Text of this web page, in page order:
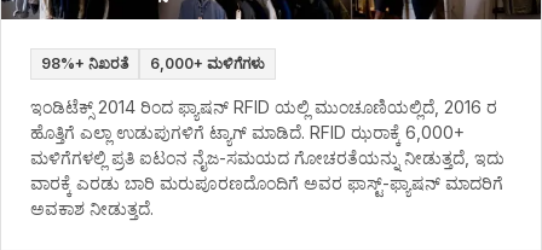
98%+ ನಿಖರತೆ 6,000+ ಮಳಿಗೆಗಳು
ಇಂಡಿಟೆಕ್ಸ್ 2014 ರಿಂದ ಫ್ಯಾಷನ್ RFID ಯಲ್ಲಿ ಮುಂಚೂಣಿಯಲ್ಲಿದೆ, 2016 ರ
ಹೊತ್ತಿಗೆ ಎಲ್ಲಾ ಉಡುಪುಗಳಿಗೆ ಟ್ಯಾಗ್ ಮಾಡಿದೆ. RFID ಝರಾಕ್ಕೆ 6,000+
ಮಳಿಗೆಗಳಲ್ಲಿ ಪ್ರತಿ ಐಟಂನ ನೈಜ-ಸಮಯದ ಗೋಚರತೆಯನ್ನು ನೀಡುತ್ತದೆ, ಇದು
ವಾರಕ್ಕೆ ಎರಡು ಬಾರಿ ಮರುಪೂರಣದೊಂದಿಗೆ ಅವರ ಫಾಸ್ಟ್-ಫ್ಯಾಷನ್ ಮಾದರಿಗೆ
ಅವಕಾಶ ನೀಡುತ್ತದೆ.